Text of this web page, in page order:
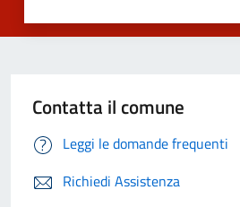
Contatta il comune
Leggi le domande frequenti
Richiedi Assistenza